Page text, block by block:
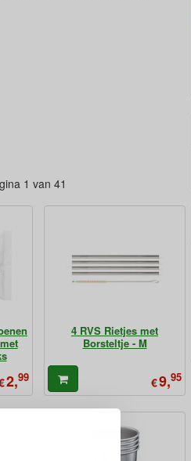
1 van 41
2,99
4 RVS Rietjes met
Borsteltje - M
€9,95